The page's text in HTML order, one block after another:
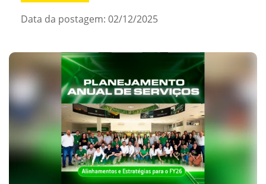
Data da postagem: 02/12/2025